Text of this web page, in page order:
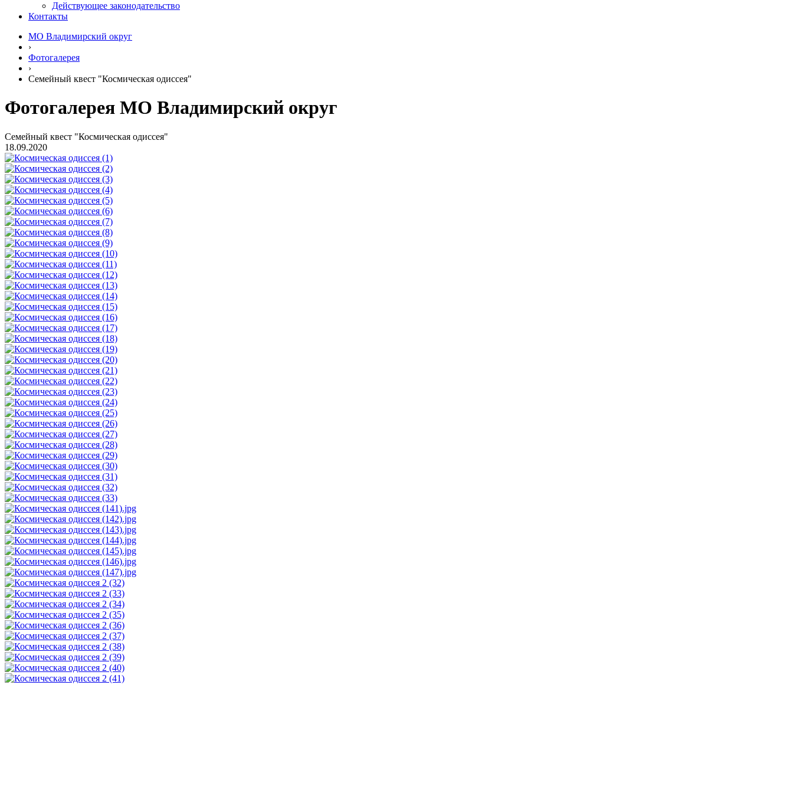
Действующее законодательство
Контакты
МО Владимирский округ
›
Фотогалерея
›
Семейный квест "Космическая одиссея"
Фотогалерея МО Владимирский округ
Семейный квест "Космическая одиссея"
18.09.2020